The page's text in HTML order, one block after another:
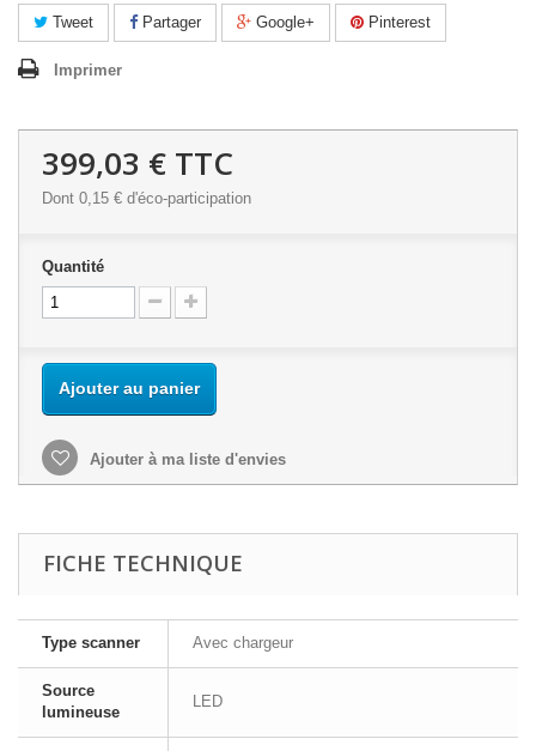
Tweet Partager Google+ Pinterest
Imprimer
399,03 € TTC
Dont 0,15 € d'éco-participation
Quantité
Ajouter au panier
Ajouter à ma liste d'envies
FICHE TECHNIQUE
Type scanner Avec chargeur
Source
lumineuse
LED